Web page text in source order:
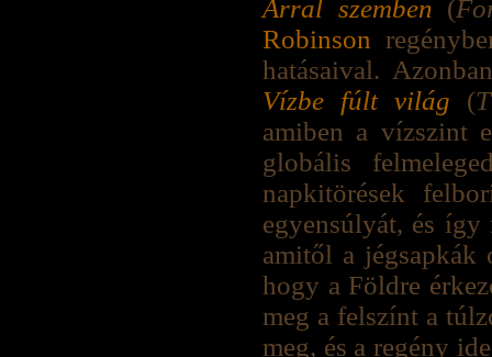
Árral szemben (
Robinson
hatásaival.
Vízbe fúlt világ (
amiben a vízszint
globális
napkitörések
egyensúlyát, és
amitől a jégsapkák
hogy a Földre
meg a felszínt a
meg, és a regény